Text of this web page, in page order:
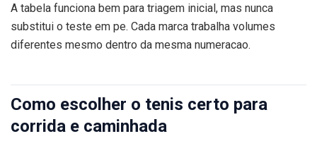
A tabela funciona bem para triagem inicial, mas nunca
substitui o teste em pe. Cada marca trabalha volumes
diferentes mesmo dentro da mesma numeracao.
Como escolher o tenis certo para
corrida e caminhada